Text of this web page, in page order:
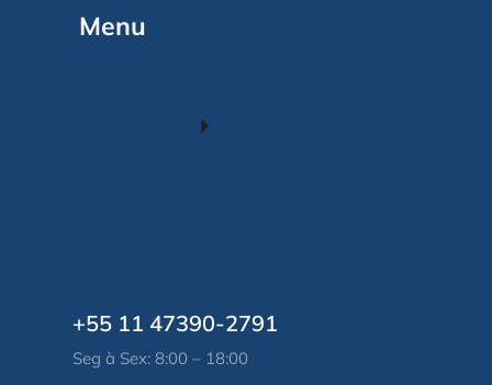
Menu
+55 11 47390-2791
Seg à Sex: 8:00 – 18:00